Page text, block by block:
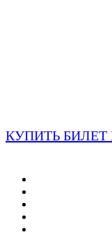
КУПИТЬ